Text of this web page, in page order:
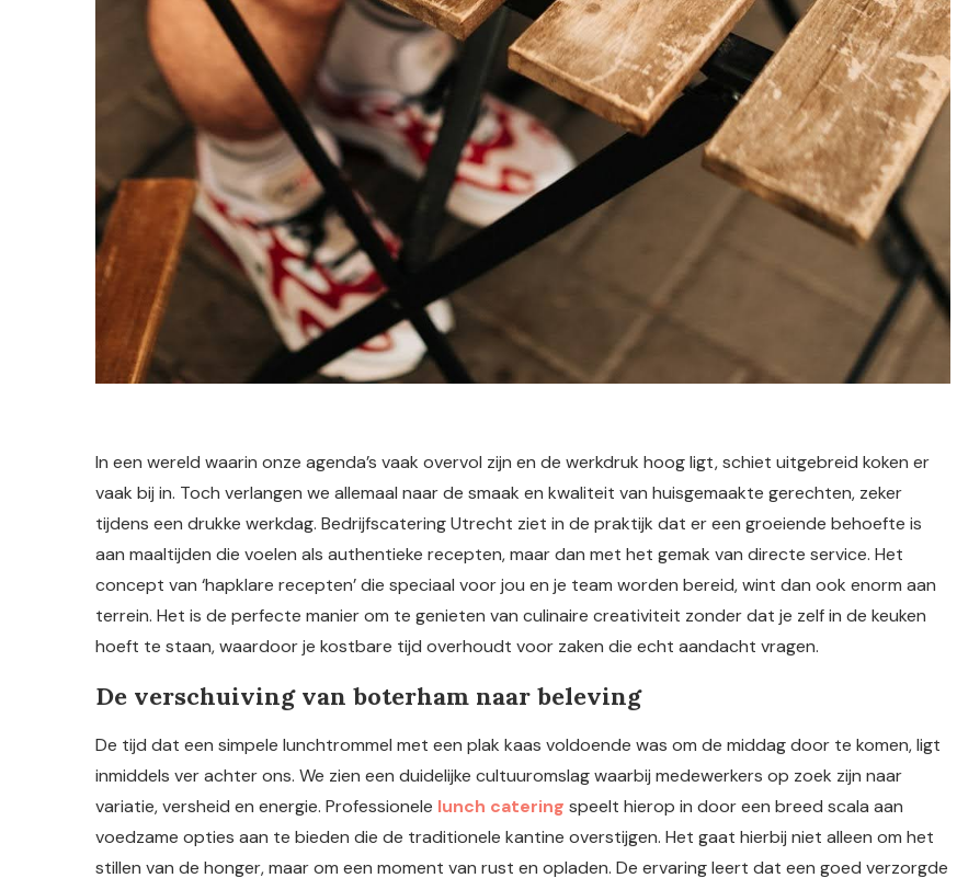
In een wereld waarin onze agenda’s vaak overvol zijn en de werkdruk hoog ligt, schiet uitgebreid koken er
vaak bij in. Toch verlangen we allemaal naar de smaak en kwaliteit van huisgemaakte gerechten, zeker
tijdens een drukke werkdag. Bedrijfscatering Utrecht ziet in de praktijk dat er een groeiende behoefte is
aan maaltijden die voelen als authentieke recepten, maar dan met het gemak van directe service. Het
concept van ‘hapklare recepten’ die speciaal voor jou en je team worden bereid, wint dan ook enorm aan
terrein. Het is de perfecte manier om te genieten van culinaire creativiteit zonder dat je zelf in de keuken
hoeft te staan, waardoor je kostbare tijd overhoudt voor zaken die echt aandacht vragen.
De verschuiving van boterham naar beleving
De tijd dat een simpele lunchtrommel met een plak kaas voldoende was om de middag door te komen, ligt
inmiddels ver achter ons. We zien een duidelijke cultuuromslag waarbij medewerkers op zoek zijn naar
variatie, versheid en energie. Professionele lunch catering speelt hierop in door een breed scala aan
voedzame opties aan te bieden die de traditionele kantine overstijgen. Het gaat hierbij niet alleen om het
stillen van de honger, maar om een moment van rust en opladen. De ervaring leert dat een goed verzorgde